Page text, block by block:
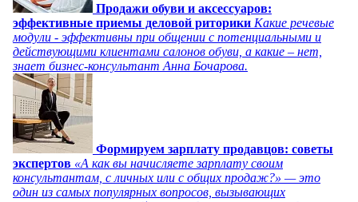
Продажи обуви и аксессуаров:
эффективные приемы деловой риторики Какие речевые
модули - эффективны при общении с потенциальными и
действующими клиентами салонов обуви, а какие – нет,
знает бизнес-консультант Анна Бочарова.
Формируем зарплату продавцов: советы
экспертов «А как вы начисляете зарплату своим
консультантам, с личных или с общих продаж?» — это
один из самых популярных вопросов, вызывающих